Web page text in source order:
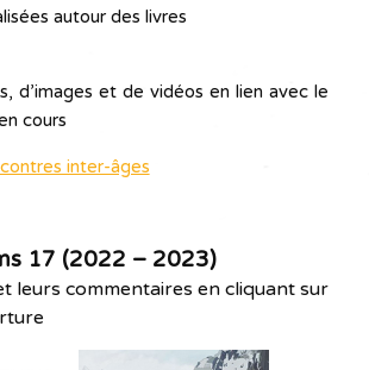
autour des livres
d’images et de vidéos en lien avec le
cours
inter-âges
17 (2022 – 2023)
leurs commentaires en cliquant sur